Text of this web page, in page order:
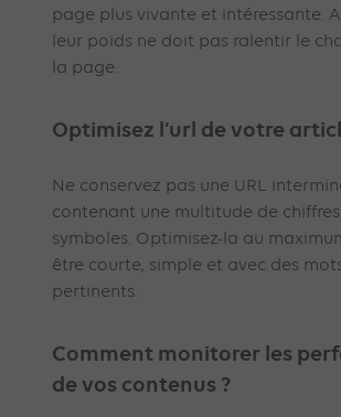
page plus vivante et intéressante.
leur poids ne doit pas ralentir le
la page.
Optimisez l’url de votre
Ne conservez pas une URL
contenant une multitude de
symboles. Optimisez-la au
être courte, simple et avec des
pertinents.
Comment monitorer les
de vos contenus ?